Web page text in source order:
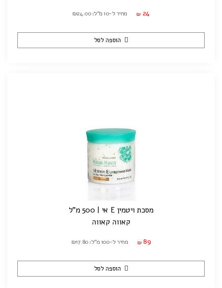
₪ 24 מחיר ל-10 מ"ל: ₪24.00
הוספה לסל
מסכת ויטמין E אי | 500 מ"ל
קאווה קאווה
₪ 89 מחיר ל-100 מ"ל: ₪17.80
הוספה לסל